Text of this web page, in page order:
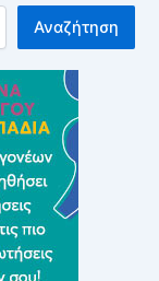
Αναζήτηση